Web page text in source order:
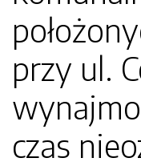
przy ul.
czas